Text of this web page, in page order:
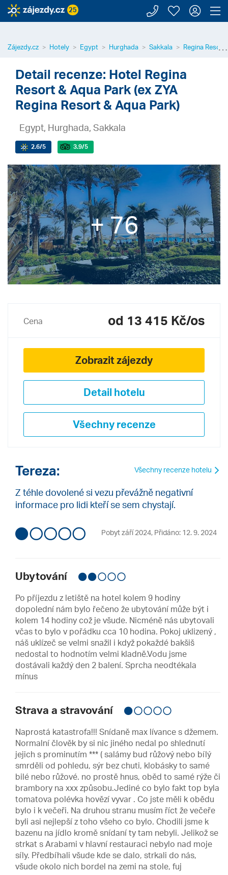
25 Zavolejte
Moje
⋯
Zájezdy.cz Hotely Egypt Hurghada Sakkala Regina Resort
Detail recenze: Hotel Regina
Resort & Aqua Park (ex ZYA
Regina Resort & Aqua Park)
Egypt, Hurghada, Sakkala
2.6/5 3.9/5
+ 76
Cena od 13 415 Kč/os
Zobrazit zájezdy
Detail hotelu
Všechny recenze
Všechny recenze hotelu
Tereza:
Z téhle dovolené si vezu převážně negativní
informace pro lidi kteří se sem chystají.
Pobyt září 2024, Přidáno: 12. 9. 2024
Ubytování
Po příjezdu z letiště na hotel kolem 9 hodiny
dopolední nám bylo řečeno že ubytování může být i
kolem 14 hodiny což je všude. Nicméně nás ubytovali
včas to bylo v pořádku cca 10 hodina. Pokoj uklizený ,
náš uklízeč se velmi snažil i když pokaždé bakšiš
nedostal to hodnotím velmi kladně.Vodu jsme
dostávali každý den 2 balení. Sprcha neodtékala
mínus
Strava a stravování
Naprostá katastrofa!!! Snídaně max lívance s džemem.
Normalní člověk by si nic jiného nedal po shlednutí
jejich s prominutím *** ( salámy bud růžový nebo bílý
smrděli od pohledu, sýr bez chuti, klobásky to samé
bilé nebo růžové. no prostě hnus, oběd to samé rýže či
brambory na xxx způsobu.Jediné co bylo fakt top byla
tomatova polévka hovězí vyvar . Co jste měli k obědu
bylo i k večeři. Na druhou stranu musím říct že večeře
byli asi nejlepší z toho všeho co bylo. Chodili jsme k
bazenu na jídlo kromě snídaní ty tam nebyli. Jelikož se
strkat s Arabami v hlavní restauraci nebylo nad moje
síly. Předbíhali všude kde se dalo, strkali do nás,
všude okolo nich bordel na zemi na stole, fuj